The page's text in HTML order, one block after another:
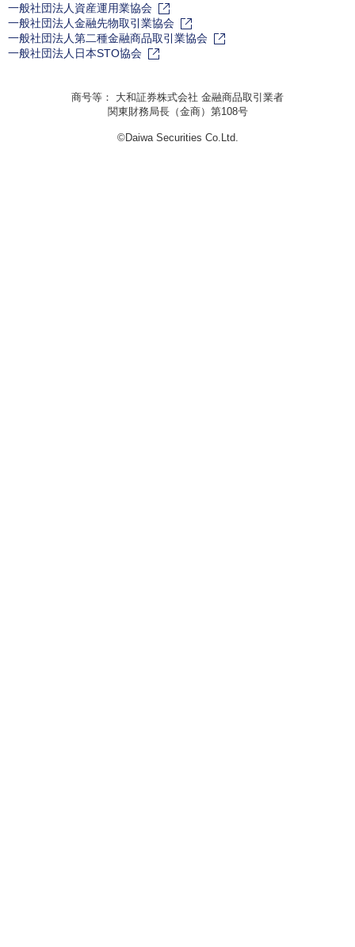
一般社団法人資産運用業協会
一般社団法人金融先物取引業協会
一般社団法人第二種金融商品取引業協会
一般社団法人日本STO協会
商号等： 大和証券株式会社 金融商品取引業者
関東財務局長（金商）第108号
©Daiwa Securities Co.Ltd.